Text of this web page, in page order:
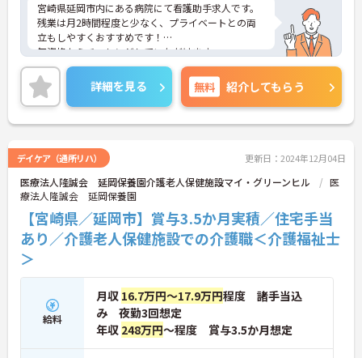
宮崎県延岡市内にある病院にて看護助手求人です。
残業は月2時間程度と少なく、プライベートとの両
立もしやすくおすすめです！
無資格からチャレンジしていただけます。
少しでも興味をお持ちであれば詳細なお話を致しま
すので気軽にご連絡ください。
詳細を見る 無料 紹介してもらう
デイケア（通所リハ） 更新日：2024年12月04日
医療法人隆誠会 延岡保養園介護老人保健施設マイ・グリーンヒル
医
療法人隆誠会 延岡保養園
【宮崎県／延岡市】賞与3.5か月実積／住宅手当
あり／介護老人保健施設での介護職＜介護福祉士
＞
給料
月収 16.7万円～17.9万円程度 諸手当込
み 夜勤3回想定
年収 248万円～程度 賞与3.5か月想定